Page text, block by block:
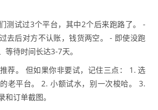
测试过3个平台，其中2个后来跑路了。 -
去后对方不认账，钱货两空。 - 即使没跑
等待时间长达3-7天。
荐。 但如果你非要试，记住三点： 1. 选
老平台。 2. 小额试水，别一次梭哈。 3.
和订单截图。